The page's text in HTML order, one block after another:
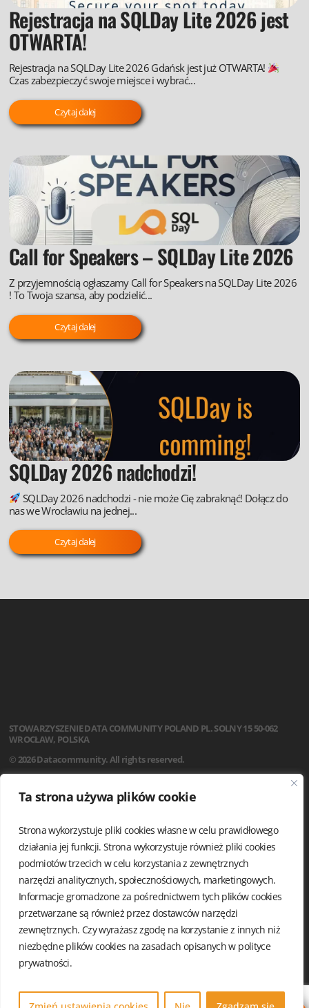
Ta strona używa plików cookie
Strona wykorzystuje pliki cookies własne w celu prawidłowego
działania jej funkcji. Strona wykorzystuje również pliki cookies
podmiotów trzecich w celu korzystania z zewnętrznych
narzędzi analitycznych, społecznościowych, marketingowych.
Informacje gromadzone za pośrednictwem tych plików cookies
przetwarzane są również przez dostawców narzędzi
zewnętrznych. Czy wyrażasz zgodę na korzystanie z innych niż
niezbędne plików cookies na zasadach opisanych w polityce
prywatności.
Rejestracja na SQLDay Lite 2026 jest
OTWARTA!
Rejestracja na SQLDay Lite 2026 Gdańsk jest już OTWARTA!
Czas zabezpieczyć swoje miejsce i wybrać...
Czytaj dalej
Call for Speakers – SQLDay Lite 2026
Z przyjemnością ogłaszamy Call for Speakers na SQLDay Lite 2026
! To Twoja szansa, aby podzielić...
Czytaj dalej
SQLDay 2026 nadchodzi!
SQLDay 2026 nadchodzi - nie może Cię zabraknąć! Dołącz do
nas we Wrocławiu na jednej...
Czytaj dalej
STOWARZYSZENIEDATA COMMUNITY POLAND PL. SOLNY 1550-062
WROCŁAW, POLSKA
© 2026 Datacommunity. All rights reserved.
AKTUALNOŚCI
STATUT
REGULAMIN
ZARZĄD I KOMISJA REWIZYJNA
GRUPY LOKALNE
KALENDARIUM
KONTAKT
POLITYKA PRYWATNOŚCI